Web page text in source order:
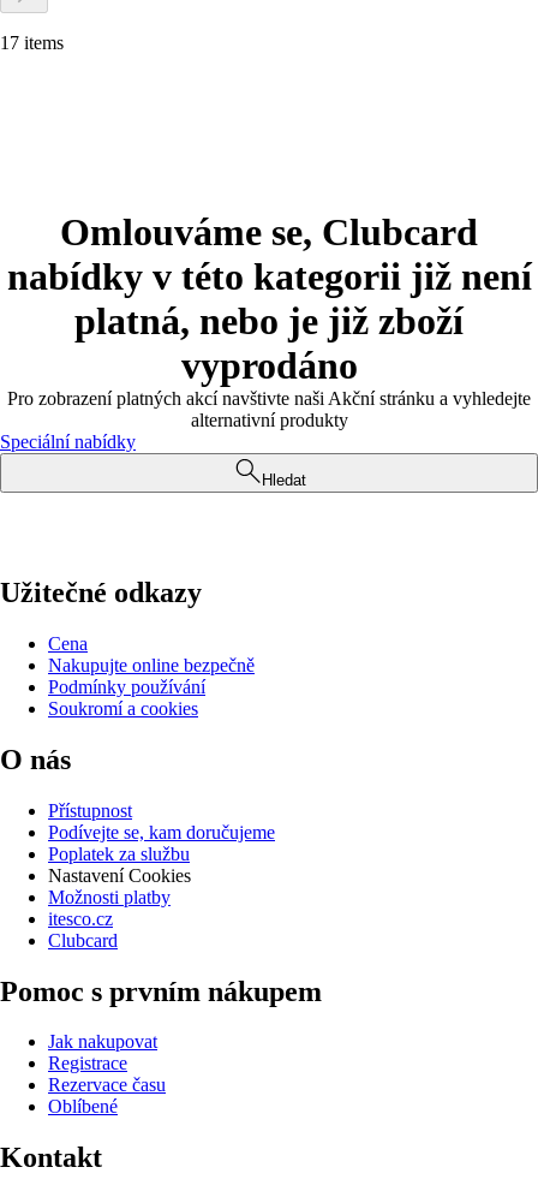
17 items
Omlouváme se, Clubcard
nabídky v této kategorii již není
platná, nebo je již zboží
vyprodáno
Pro zobrazení platných akcí navštivte naši Akční stránku a vyhledejte
alternativní produkty
Speciální nabídky
Hledat
Užitečné odkazy
Cena
Nakupujte online bezpečně
Podmínky používání
Soukromí a cookies
O nás
Přístupnost
Podívejte se, kam doručujeme
Poplatek za službu
Nastavení Cookies
Možnosti platby
itesco.cz
Clubcard
Pomoc s prvním nákupem
Jak nakupovat
Registrace
Rezervace času
Oblíbené
Kontakt